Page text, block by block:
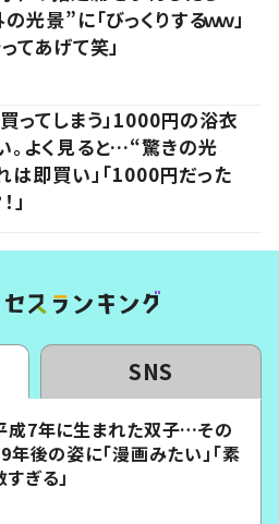
景”に「びっくりするｗｗ」
てあげて笑」
買ってしまう」1000円の浴衣
。よく見ると…“驚きの光
は即買い」「1000円だった
」
SNS
成7年に生まれた双子…その
年後の姿に「漫画みたい」「素
すぎる」